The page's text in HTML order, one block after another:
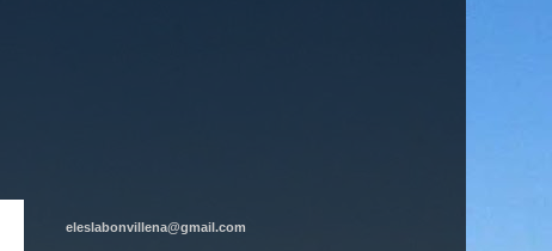
eleslabonvillena@gmail.com